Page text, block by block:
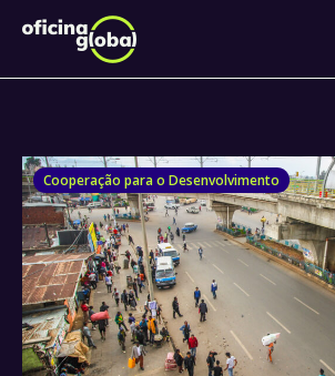
Cooperação para o Desenvolvimento